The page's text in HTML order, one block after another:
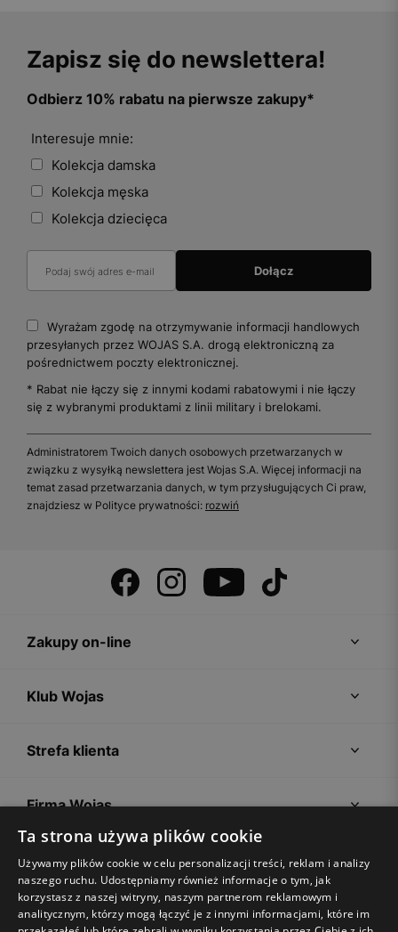
Zapisz się do newslettera!
Odbierz 10% rabatu na pierwsze zakupy*
Interesuje mnie:
Kolekcja damska
Kolekcja męska
Kolekcja dziecięca
Wyrażam zgodę na otrzymywanie informacji handlowych
przesyłanych przez WOJAS S.A. drogą elektroniczną za
pośrednictwem poczty elektronicznej.
* Rabat nie łączy się z innymi kodami rabatowymi i nie łączy
się z wybranymi produktami z linii military i brelokami.
Administratorem Twoich danych osobowych przetwarzanych w
związku z wysyłką newslettera jest Wojas S.A. Więcej informacji na
temat zasad przetwarzania danych, w tym przysługujących Ci praw,
znajdziesz w Polityce prywatności: rozwiń
Zakupy on-line
Klub Wojas
Strefa klienta
Firma Wojas
Porady
Ta strona używa plików cookie
Używamy plików cookie w celu personalizacji treści, reklam i analizy
naszego ruchu. Udostępniamy również informacje o tym, jak
korzystasz z naszej witryny, naszym partnerom reklamowym i
analitycznym, którzy mogą łączyć je z innymi informacjami, które im